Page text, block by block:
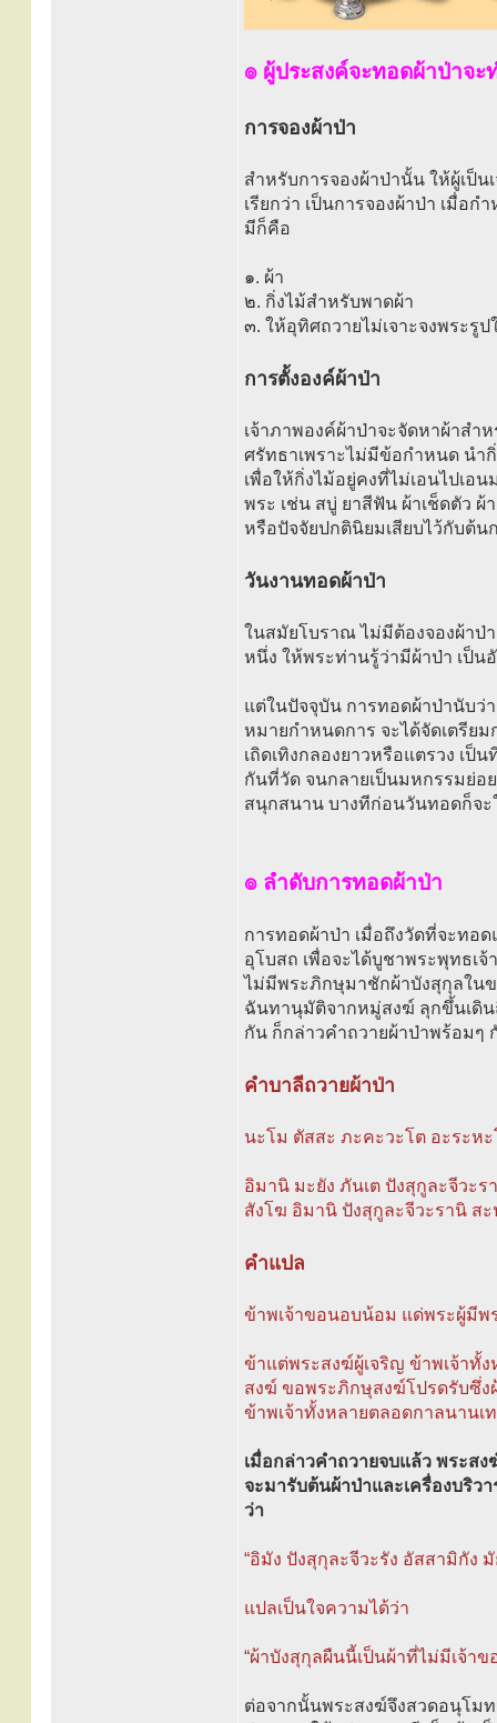
๏ ผู้ประสงค์จะทอดผ้าป่าจะ
การจองผ้าป่า
สำหรับการจองผ้าป่านั้น ให้ผู้เป็
เรียกว่า เป็นการจองผ้าป่า เมื่อ
มีก็คือ
๑. ผ้า
๒. กิ่งไม้สำหรับพาดผ้า
๓. ให้อุทิศถวายไม่เจาะจงพระรูป
การตั้งองค์ผ้าป่า
เจ้าภาพองค์ผ้าป่าจะจัดหาผ้าสำ
ศรัทธาเพราะไม่มีข้อกำหนด นำ
เพื่อให้กิ่งไม้อยู่คงที่ไม่เอนไปเอ
พระ เช่น สบู่ ยาสีฟัน ผ้าเช็ดตัว
หรือปัจจัยปกตินิยมเสียบไว้กับต้น
วันงานทอดผ้าป่า
ในสมัยโบราณ ไม่มีต้องจองผ้าป่
หนึ่ง ให้พระท่านรู้ว่ามีผ้าป่า เป็น
แต่ในปัจจุบัน การทอดผ้าป่านับว่
หมายกำหนดการ จะได้จัดเตรีย
เถิดเทิงกลองยาวหรือแตรวง เ
กันที่วัด จนกลายเป็นมหกรรมย่อ
สนุกสนาน บางทีก่อนวันทอดก็จ
๏ ลำดับการทอดผ้าป่า
การทอดผ้าป่า เมื่อถึงวัดที่จะทอ
อุโบสถ เพื่อจะได้บูชาพระพุทธเ
ไม่มีพระภิกษุมาชักผ้าบังสุกุลใน
ฉันทานุมัติจากหมู่สงฆ์ ลุกขึ้นเดิน
กัน ก็กล่าวคำถวายผ้าป่าพร้อมๆ
คำบาลีถวายผ้าป่า
นะโม ตัสสะ ภะคะวะโต อะระห
อิมานิ มะยัง ภันเต ปังสุกูละจีวะ
สังโฆ อิมานิ ปังสุกูละจีวะรานิ ส
คำแปล
ข้าพเจ้าขอนอบน้อม แด่พระผู้มี
ข้าแต่พระสงฆ์ผู้เจริญ ข้าพเจ้าทั้
สงฆ์ ขอพระภิกษุสงฆ์โปรดรับซึ่ง
ข้าพเจ้าทั้งหลายตลอดกาลนานเ
เมื่อกล่าวคำถวายจบแล้ว พระส
จะมารับต้นผ้าป่าและเครื่องบริว
ว่า
“อิมัง ปังสุกุละจีวะรัง อัสสามิกัง
แปลเป็นใจความได้ว่า
“ผ้าบังสุกุลผืนนี้เป็นผ้าที่ไม่มีเจ้า
ต่อจากนั้นพระสงฆ์จึงสวดอนุโม